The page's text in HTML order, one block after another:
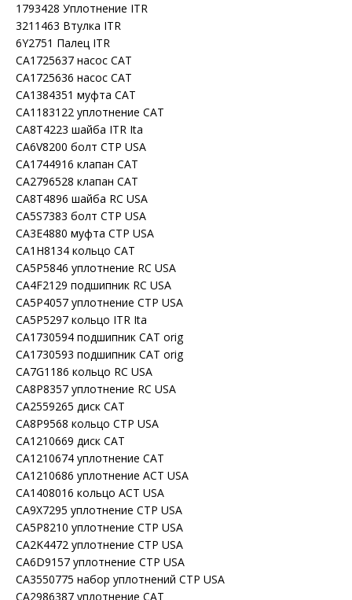
1793428 Уплотнение ITR
3211463 Втулка ITR
6Y2751 Палец ITR
CA1725637 насос CAT
CA1725636 насос CAT
CA1384351 муфта CAT
CA1183122 уплотнение CAT
CA8T4223 шайба ITR Ita
CA6V8200 болт CTP USA
CA1744916 клапан CAT
CA2796528 клапан CAT
CA8T4896 шайба RC USA
CA5S7383 болт CTP USA
CA3E4880 муфта CTP USA
CA1H8134 кольцо CAT
CA5P5846 уплотнение RC USA
CA4F2129 подшипник RC USA
CA5P4057 уплотнение CTP USA
CA5P5297 кольцо ITR Ita
CA1730594 подшипник CAT orig
CA1730593 подшипник CAT orig
CA7G1186 кольцо RC USA
CA8P8357 уплотнение RC USA
CA2559265 диск CAT
CA8P9568 кольцо CTP USA
CA1210669 диск CAT
CA1210674 уплотнение CAT
CA1210686 уплотнение ACT USA
CA1408016 кольцо ACT USA
CA9X7295 уплотнение CTP USA
CA5P8210 уплотнение CTP USA
CA2K4472 уплотнение CTP USA
CA6D9157 уплотнение CTP USA
CA3550775 набор уплотнений CTP USA
CA2986387 уплотнение CAT